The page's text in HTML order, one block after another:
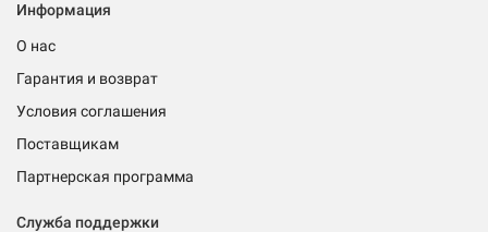
Информация
О нас
Гарантия и возврат
Условия соглашения
Поставщикам
Партнерская программа
Служба поддержки